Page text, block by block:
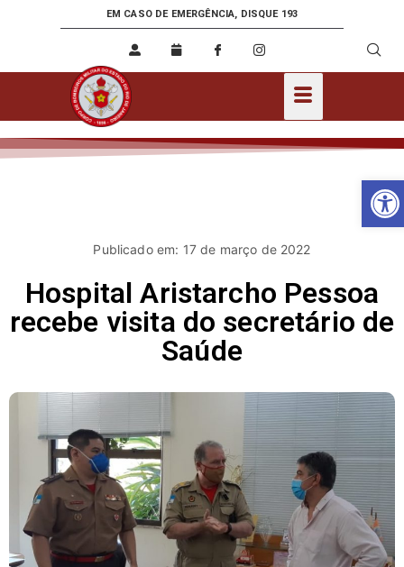
EM CASO DE EMERGÊNCIA, DISQUE 193
Publicado em: 17 de março de 2022
Hospital Aristarcho Pessoa
recebe visita do secretário de
Saúde